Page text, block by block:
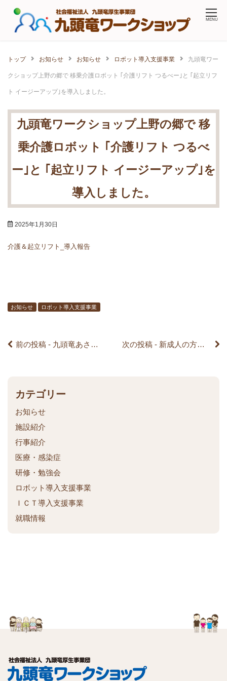
Skip
MENU
トップ お知らせ お知らせ ロボット導入支援事業 九頭竜ワー
クショップ上野の郷で 移乗介護ロボット ｢介護リフト つるべー｣と ｢起立リフ
ト イージーアップ｣を導入しました。
九頭竜ワークショップ上野の郷で 移
乗介護ロボット ｢介護リフト つるべ
ー｣と ｢起立リフト イージーアップ｣を
導入しました。
2025年1月30日
介護＆起立リフト_導入報告
お知らせ ロボット導入支援事業
記
へ 前の投稿 - 九頭竜あさひけやホームで ｢CarePalette(ケアパレット) システム｣を導入しました。 次の投稿 - 新成人の方をお祝いしました。
カテゴリー
お知らせ
施設紹介
行事紹介
医療・感染症
研修・勉強会
ロボット導入支援事業
ＩＣＴ導入支援事業
就職情報